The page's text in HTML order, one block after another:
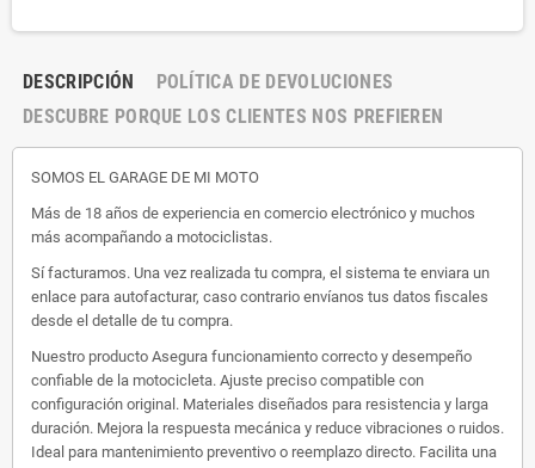
DESCRIPCIÓN
POLÍTICA DE DEVOLUCIONES
DESCUBRE PORQUE LOS CLIENTES NOS PREFIEREN
SOMOS EL GARAGE DE MI MOTO
Más de 18 años de experiencia en comercio electrónico y muchos
más acompañando a motociclistas.
Sí facturamos. Una vez realizada tu compra, el sistema te enviara un
enlace para autofacturar, caso contrario envíanos tus datos fiscales
desde el detalle de tu compra.
Nuestro producto Asegura funcionamiento correcto y desempeño
confiable de la motocicleta. Ajuste preciso compatible con
configuración original. Materiales diseñados para resistencia y larga
duración. Mejora la respuesta mecánica y reduce vibraciones o ruidos.
Ideal para mantenimiento preventivo o reemplazo directo. Facilita una